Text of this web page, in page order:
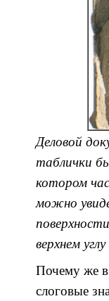
Деловой
таблички
котором
можно
верхнем
Почему же
слоговые